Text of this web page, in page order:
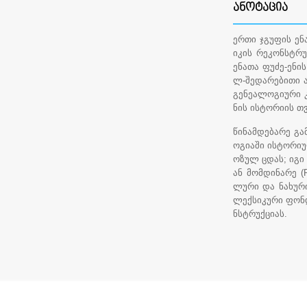
ᲐᲜᲝᲢᲐᲪᲘᲐ
ერთი ჯგუფის
იკის
ენათა ფუძე-
ლ-შედარებითი
გენეალოგიური
ნის ისტორიის
წინამდებარე
ოგიაში
ოზულ ცდას; იგი
ან მომდინარე
ლური და
ლექსიკური
ნსტრუქციას.